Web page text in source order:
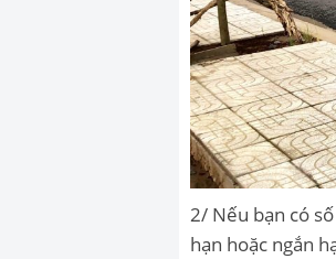
2/ Nếu bạn có
hạn hoặc ngắn